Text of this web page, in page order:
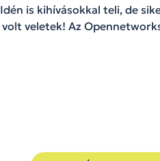
Idén is kihívásokkal teli, de
volt veletek! Az